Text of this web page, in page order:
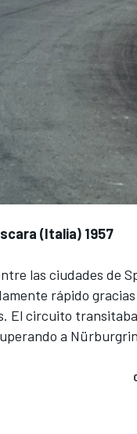
(Italia) 1957
las ciudades de
rápido
El circuito
a